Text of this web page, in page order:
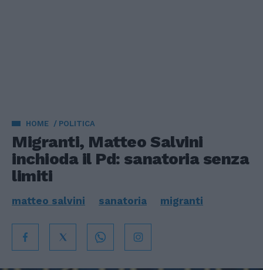
HOME POLITICA
Migranti, Matteo Salvini
inchioda il Pd: sanatoria senza
limiti
matteo salvini sanatoria migranti